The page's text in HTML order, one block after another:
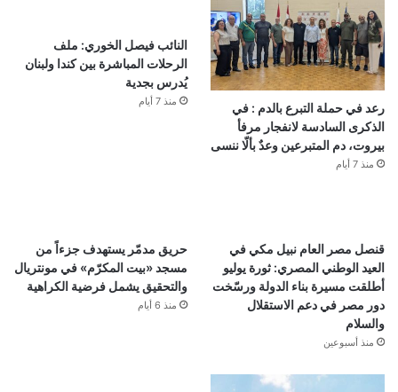
رعد في حملة التبرع بالدم : في
الذكرى السادسة لانفجار مرفأ
بيروت، دم المتبرعين وعدٌ بألّا ننسى
منذ 7 أيام
النائب فيصل الخوري: ملف
الرحلات المباشرة بين كندا ولبنان
يُدرس بجدية
منذ 7 أيام
قنصل مصر العام نبيل مكي في
العيد الوطني المصري: ثورة يوليو
أطلقت مسيرة بناء الدولة ورسّخت
دور مصر في دعم الاستقلال
والسلام
منذ أسبوعين
حريق مدمّر يستهدف جزءاً من
مسجد «بيت المكرّم» في مونتريال
والتحقيق يشمل فرضية الكراهية
منذ 6 أيام